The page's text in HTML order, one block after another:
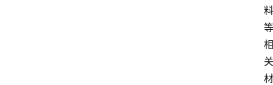
料
等
相
关
材